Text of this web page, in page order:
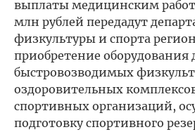
выплаты медицинским
млн рублей передадут
физкультуры и спорта
приобретение оборудования
быстровозводимых
оздоровительных
спортивных организаций,
подготовку спортивного